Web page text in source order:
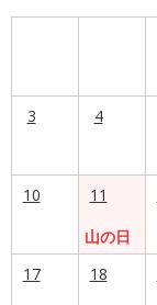
3 4
10
11
山の日
17
18